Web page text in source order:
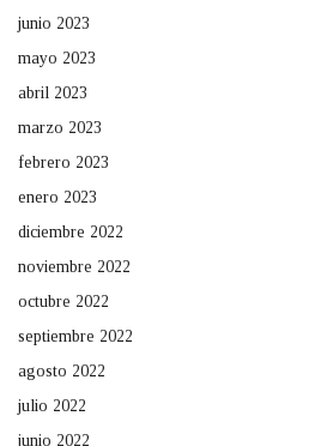
junio 2023
mayo 2023
abril 2023
marzo 2023
febrero 2023
enero 2023
diciembre 2022
noviembre 2022
octubre 2022
septiembre 2022
agosto 2022
julio 2022
junio 2022